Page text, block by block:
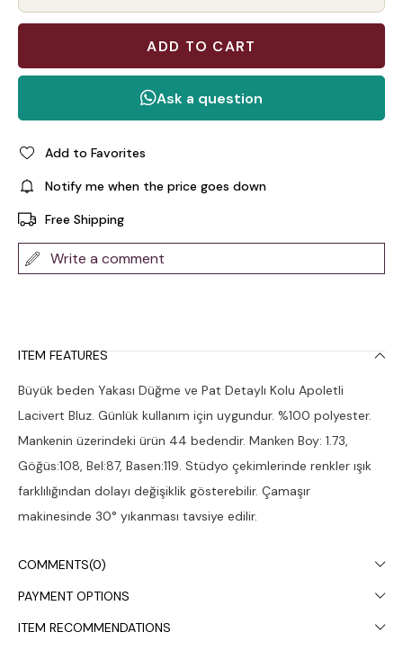
Add to Favorites
Notify me when the price goes down
Free Shipping
Write a comment
ITEM FEATURES
Büyük beden Yakası Düğme ve Pat Detaylı Kolu Apoletli
Lacivert Bluz. Günlük kullanım için uygundur. %100 polyester.
Mankenin üzerindeki ürün 44 bedendir. Manken Boy: 1.73,
Göğüs:108, Bel:87, Basen:119. Stüdyo çekimlerinde renkler ışık
farklılığından dolayı değişiklik gösterebilir. Çamaşır
makinesinde 30° yıkanması tavsiye edilir.
COMMENTS(0)
PAYMENT OPTIONS
ITEM RECOMMENDATIONS